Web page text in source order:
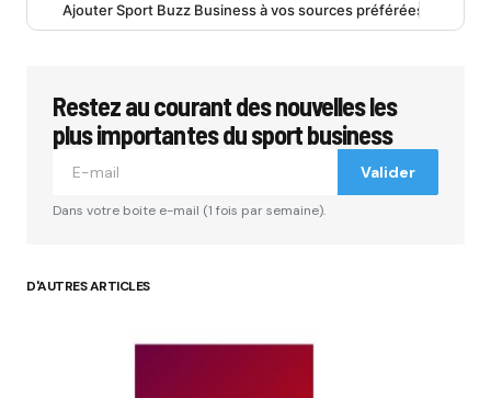
Ajouter Sport Buzz Business à vos sources préférées
Restez au courant des nouvelles les
plus importantes du sport business
Valider
Dans votre boite e-mail (1 fois par semaine).
D'AUTRES ARTICLES